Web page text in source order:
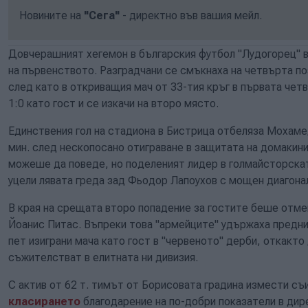
Новините на "Сега" - директно във вашия мейл.
Довчерашният хегемон в българския футбол "Лудогорец"
на първенството. Разградчани се смъкнаха на четвърта
след като в откриващия мач от 33-тия кръг в първата
1:0 като гост и се изкачи на второ място.
Единствения гол на стадиона в Бистрица отбеляза
мин. след нескопосано отиграване в защитата на
можеше да поведе, но поделеният лидер в
уцели лявата греда зад Фьодор Лапоухов с мощен
В края на срещата второ попадение за гостите беше
Йоанис Питас. Въпреки това "армейците" удържаха
пет изиграни мача като гост в "червеното" дерби,
съжителстват в елитната ни дивизия.
С актив от 62 т. тимът от Борисовата градина измести
класирането благодарение на по-добри показатели в